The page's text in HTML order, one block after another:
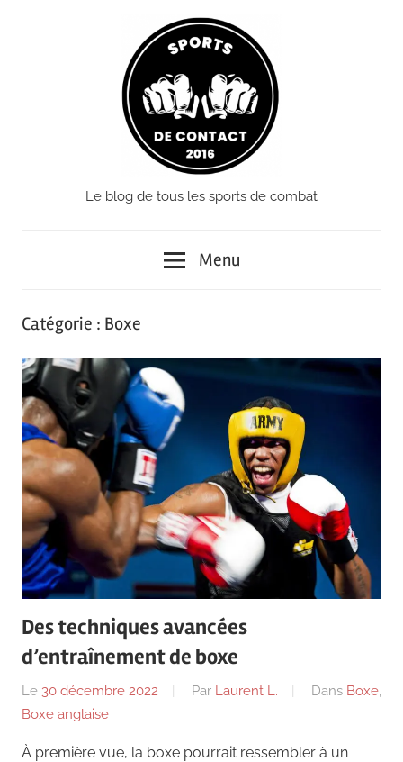
Sports
Le blog de tous les sports de combat
Menu
Catégorie : Boxe
Des techniques avancées
d’entraînement de boxe
Le 30 décembre 2022 Par Laurent L. Dans Boxe,
Boxe anglaise
À première vue, la boxe pourrait ressembler à un